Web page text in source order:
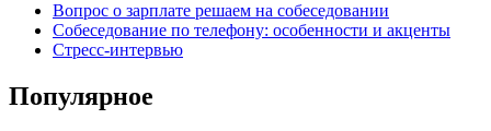
Вопрос о зарплате решаем на собеседовании
Собеседование по телефону: особенности и акценты
Стресс-интервью
Популярное